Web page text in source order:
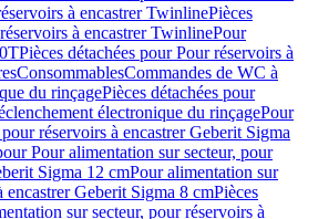
à encastrer TwinlinePièces
à encastrer TwinlinePour
Pièces détachées pour Pour réservoirs à
ConsommablesCommandes de WC à
du rinçagePièces détachées pour
électronique du rinçagePour
réservoirs à encastrer Geberit Sigma
Pour alimentation sur secteur, pour
Sigma 12 cmPour alimentation sur
encastrer Geberit Sigma 8 cmPièces
sur secteur, pour réservoirs à